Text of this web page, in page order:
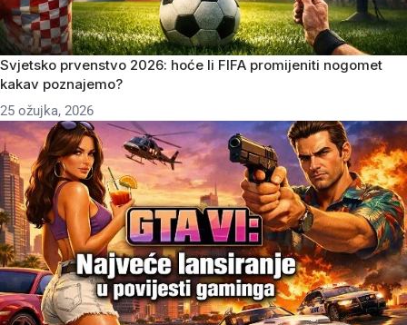
Svjetsko prvenstvo 2026: hoće li FIFA promijeniti nogomet
kakav poznajemo?
25 ožujka, 2026